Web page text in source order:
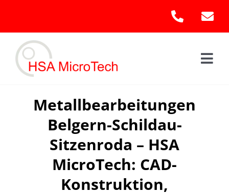
content
Metallbearbeitungen
Belgern-Schildau-
Sitzenroda – HSA
MicroTech: CAD-
Konstruktion,